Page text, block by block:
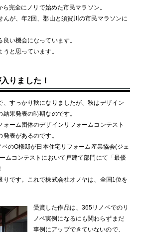
完全にノリで始めた市民マラソン。
んが、年2回、郡山と須賀川の市民マラソンに
い機会になっています。
と思っています。
りました！
、すっかり秋になりましたが、秋はデザイン
果発表の時期なのです。
ォーム団体のデザインリフォームコンテスト
表があるのです。
のO様邸が日本住宅リフォーム産業協会(ジェ
ムコンテストにおいて戸建て部門にて「最優
りです。これで株式会社オノヤは、全国1位を
受賞した作品は、365リノベでのリ
ノベ実例になるにも関わらずまだ
事例にアップできていないので、